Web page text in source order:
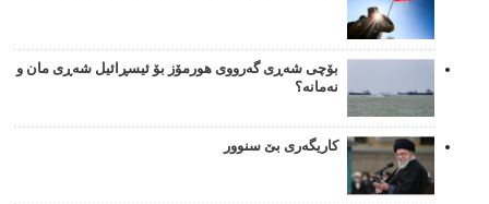
بۆچی شەڕی گەرووی هورمۆز بۆ ئیسڕائیل شەڕی مان و
نەمانە؟
کاریگەری بێ سنوور